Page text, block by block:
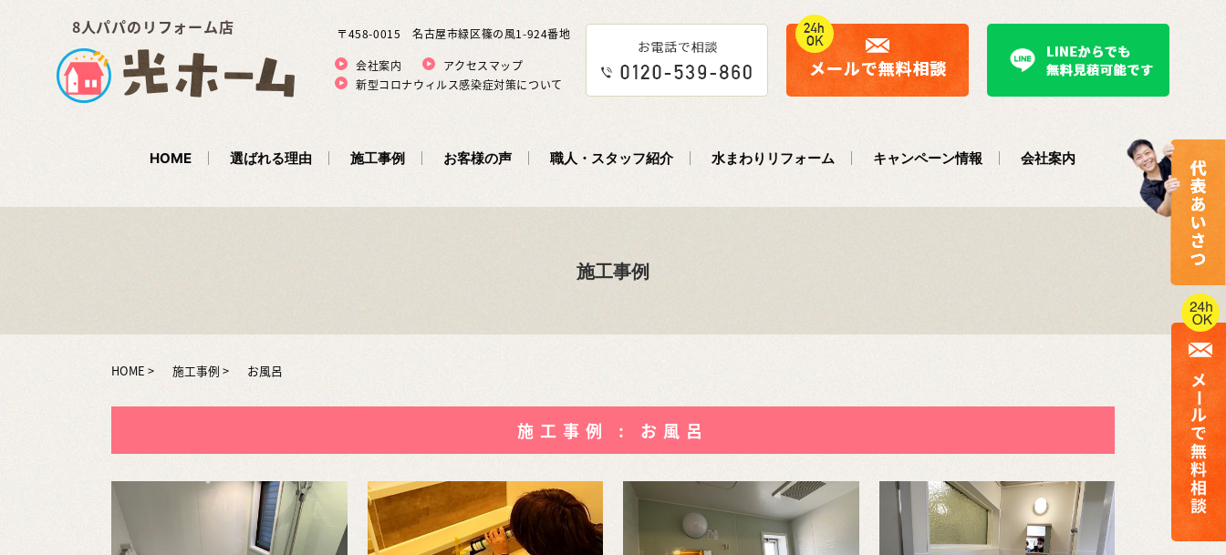
8人パパのリフォーム店
会社案内
アクセスマップ
新型コロナウィルス感染症対策について
〒458-0015 名古屋市緑区篠の風1-924番地
HOME 選ばれる理由 施工事例 お客様の声 職人・スタッフ紹介 水まわりリフォーム キャンペーン情報 会社案内
施工事例
HOME 施工事例 お風呂
施工事例 : お風呂